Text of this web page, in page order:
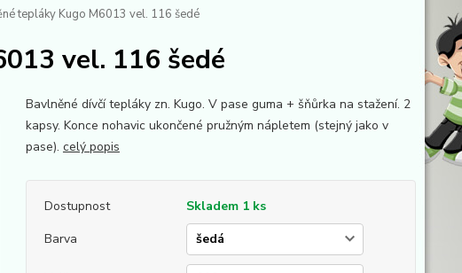
tepláky Kugo M6013 vel. 116 šedé
vel. 116 šedé
Bavlněné dívčí tepláky zn. Kugo. V pase guma + šňůrka na stažení. 2
kapsy. Konce nohavic ukončené pružným nápletem (stejný jako v
pase). celý popis
Dostupnost
Skladem 1 ks
Barva